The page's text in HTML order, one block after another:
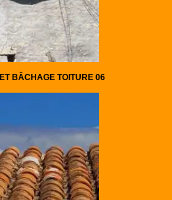
BÂCHAGE TOITURE 06